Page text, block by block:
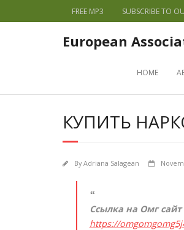
FREE MP3 SUBSCRIBE TO
European
HOME
КУПИТЬ
ByAdriana Salagean
Ссылка на Омг сайт
https://